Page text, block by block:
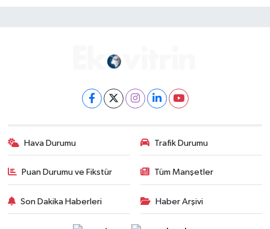
Hava Durumu Trafik Durumu
Puan Durumu ve Fikstür Tüm Manşetler
Son Dakika Haberleri Haber Arşivi